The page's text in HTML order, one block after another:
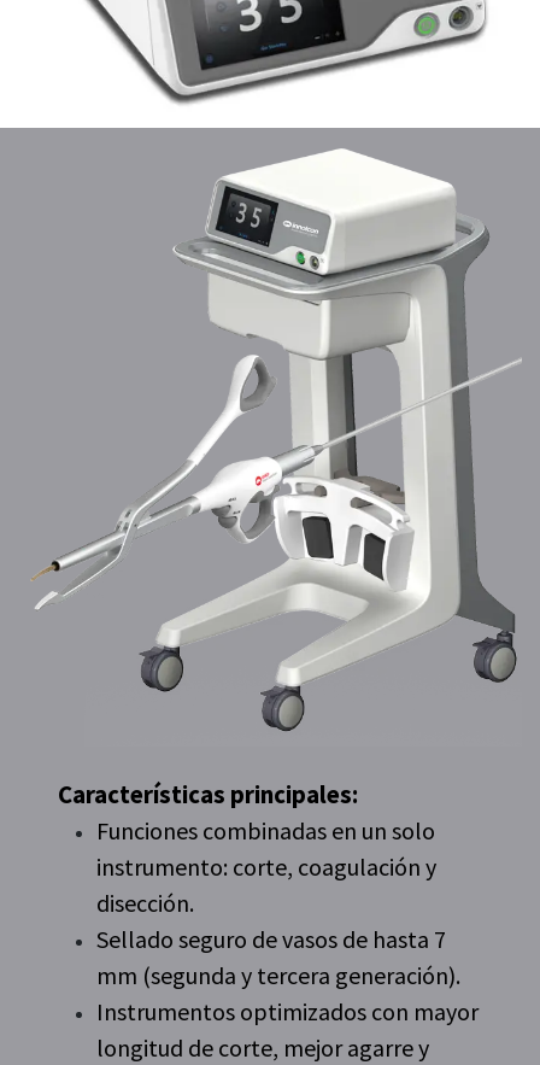
Características principales:
Funciones combinadas en un solo
instrumento: corte, coagulación y
disección.
Sellado seguro de vasos de hasta 7
mm (segunda y tercera generación).
Instrumentos optimizados con mayor
longitud de corte, mejor agarre y